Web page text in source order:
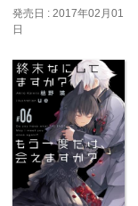
発売日 : 2017年02月01
日